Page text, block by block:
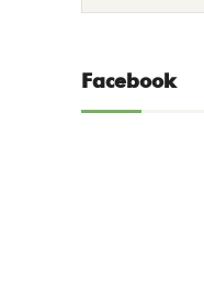
Facebook